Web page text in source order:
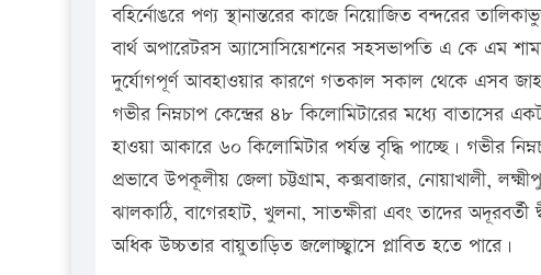
বহির্নোঙরে পণ্য স্থানান্তরের কাজে নিয়োজিত বন্দরের
বার্থ অপারেটরস অ্যাসোসিয়েশনের সহসভাপতি এ কে এম
দুর্যোগপূর্ণ আবহাওয়ার কারণে গতকাল সকাল থেকে এসব
গভীর নিম্নচাপ কেন্দ্রের ৪৮ কিলোমিটারের মধ্যে বাতাসের
হাওয়া আকারে ৬০ কিলোমিটার পর্যন্ত বৃদ্ধি পাচ্ছে। গভীর
প্রভাবে উপকূলীয় জেলা চট্টগ্রাম, কক্সবাজার, নোয়াখালী,
ঝালকাঠি, বাগেরহাট, খুলনা, সাতক্ষীরা এবং তাদের
অধিক উচ্চতার বায়ুতাড়িত জলোচ্ছ্বাসে প্লাবিত হতে পারে।